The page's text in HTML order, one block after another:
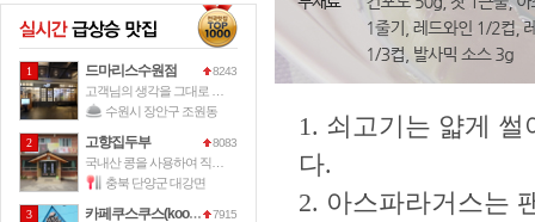
1 드마리스수원점 8243
수원시 장안구 조원동
2 고향집두부 8083
충북 단양군 대강면
3 카페쿠스쿠스(kooskoos) 7915
1. 쇠고기는 얇게
다.
2. 아스파라거스는